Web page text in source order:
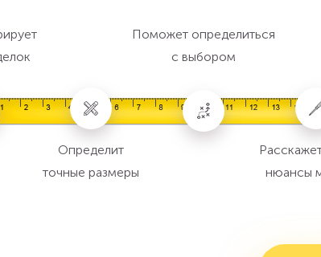
Определит
точные размеры
Поможет определиться
с выбором
нюансы